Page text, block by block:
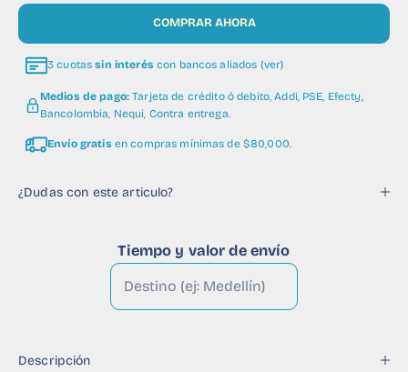
COMPRAR AHORA
3 cuotas sin interés con bancos aliados (ver)
Medios de pago:Tarjeta de crédito ó debito, Addi, PSE, Efecty,
Bancolombia, Nequi, Contra entrega.
Envío gratis en compras mínimas de $80,000.
¿Dudas con este articulo?
Tiempo y valor de envío
Descripción